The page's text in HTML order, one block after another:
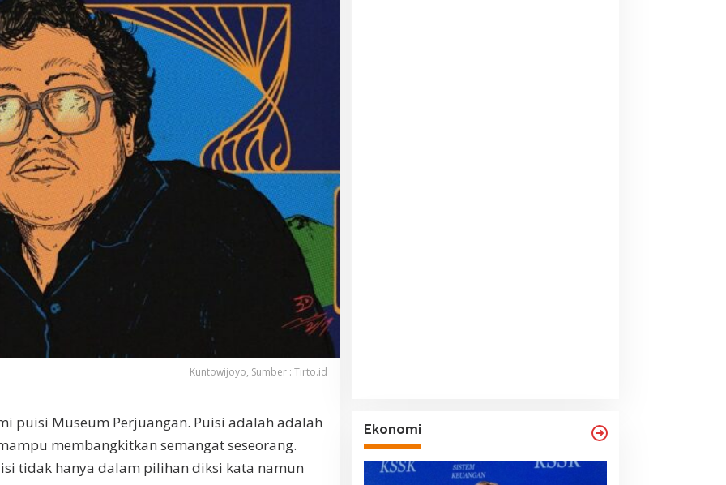
Kuntowijoyo, Sumber : Tirto.id
puisi Museum Perjuangan. Puisi adalah adalah
membangkitkan semangat seseorang.
tidak hanya dalam pilihan diksi kata namun
Ekonomi